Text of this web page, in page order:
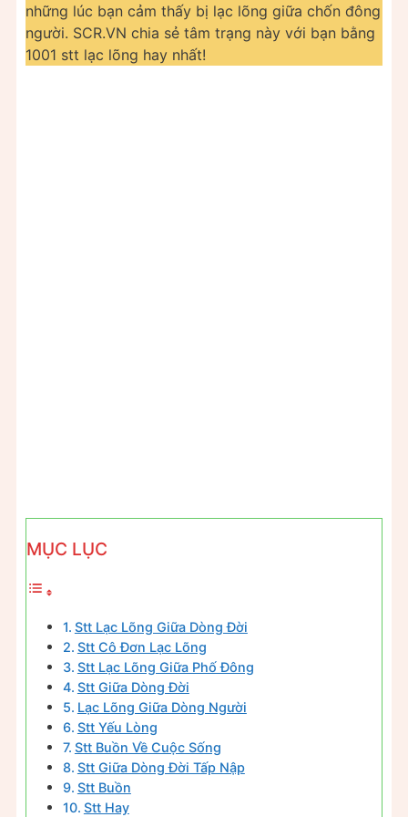
những lúc bạn cảm thấy bị lạc lõng giữa chốn đông
người. SCR.VN chia sẻ tâm trạng này với bạn bằng
1001 stt lạc lõng hay nhất!
MỤC LỤC
Stt Lạc Lõng Giữa Dòng Đời
Stt Cô Đơn Lạc Lõng
Stt Lạc Lõng Giữa Phố Đông
Stt Giữa Dòng Đời
Lạc Lõng Giữa Dòng Người
Stt Yếu Lòng
Stt Buồn Về Cuộc Sống
Stt Giữa Dòng Đời Tấp Nập
Stt Buồn
Stt Hay